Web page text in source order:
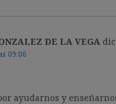
DE LA VEGA
09:06
ayudarnos y